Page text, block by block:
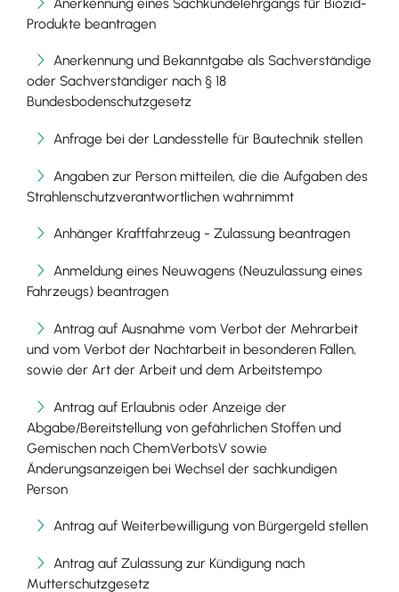
Produkte beantragen
Anerkennung und Bekanntgabe als Sachverständige
oder Sachverständiger nach § 18
Bundesbodenschutzgesetz
Anfrage bei der Landesstelle für Bautechnik stellen
Angaben zur Person mitteilen, die die Aufgaben des
Strahlenschutzverantwortlichen wahrnimmt
Anhänger Kraftfahrzeug - Zulassung beantragen
Anmeldung eines Neuwagens (Neuzulassung eines
Fahrzeugs) beantragen
Antrag auf Ausnahme vom Verbot der Mehrarbeit
und vom Verbot der Nachtarbeit in besonderen Fällen,
sowie der Art der Arbeit und dem Arbeitstempo
Antrag auf Erlaubnis oder Anzeige der
Abgabe/Bereitstellung von gefährlichen Stoffen und
Gemischen nach ChemVerbotsV sowie
Änderungsanzeigen bei Wechsel der sachkundigen
Person
Antrag auf Weiterbewilligung von Bürgergeld stellen
Antrag auf Zulassung zur Kündigung nach
Mutterschutzgesetz